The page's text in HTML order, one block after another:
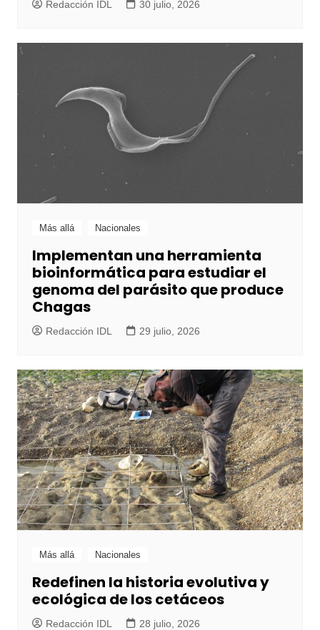
Redacción IDL 30 julio, 2026
Más allá Nacionales
Implementan una herramienta
bioinformática para estudiar el
genoma del parásito que produce
Chagas
Redacción IDL 29 julio, 2026
Más allá Nacionales
Redefinen la historia evolutiva y
ecológica de los cetáceos
Redacción IDL 28 julio, 2026